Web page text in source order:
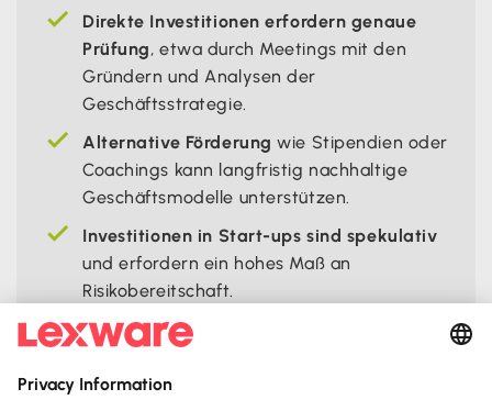
Direkte Investitionen erfordern genaue
Prüfung, etwa durch Meetings mit den
Gründern und Analysen der
Geschäftsstrategie.
Alternative Förderung wie Stipendien oder
Coachings kann langfristig nachhaltige
Geschäftsmodelle unterstützen.
Investitionen in Start-ups sind spekulativ
und erfordern ein hohes Maß an
Risikobereitschaft.